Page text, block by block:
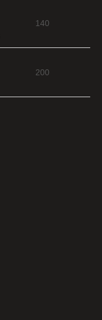
140
200